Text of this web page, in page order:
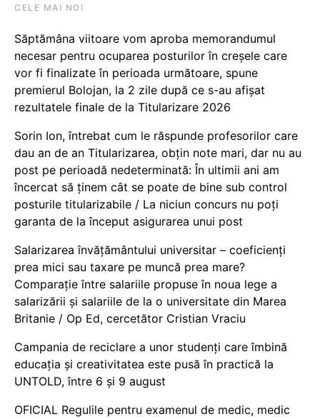
CELE MAI NOI
Săptămâna viitoare vom aproba memorandumul
necesar pentru ocuparea posturilor în creșele care
vor fi finalizate în perioada următoare, spune
premierul Bolojan, la 2 zile după ce s-au afișat
rezultatele finale de la Titularizare 2026
Sorin Ion, întrebat cum le răspunde profesorilor care
dau an de an Titularizarea, obțin note mari, dar nu au
post pe perioadă nedeterminată: În ultimii ani am
încercat să ținem cât se poate de bine sub control
posturile titularizabile / La niciun concurs nu poți
garanta de la început asigurarea unui post
Salarizarea învățământului universitar – coeficienți
prea mici sau taxare pe muncă prea mare?
Comparație între salariile propuse în noua lege a
salarizării și salariile de la o universitate din Marea
Britanie / Op Ed, cercetător Cristian Vraciu
Campania de reciclare a unor studenți care îmbină
educația și creativitatea este pusă în practică la
UNTOLD, între 6 și 9 august
OFICIAL Regulile pentru examenul de medic, medic